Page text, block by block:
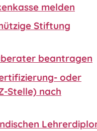
melden
Stiftung
beantragen
oder
Stelle) nach